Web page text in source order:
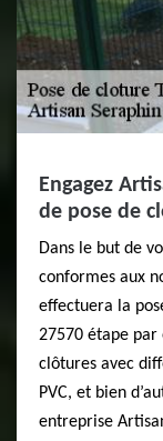
Engagez
de pose de
Dans le but de
conformes aux
effectuera la
27570 étape par
clôtures avec
PVC, et bien
entreprise